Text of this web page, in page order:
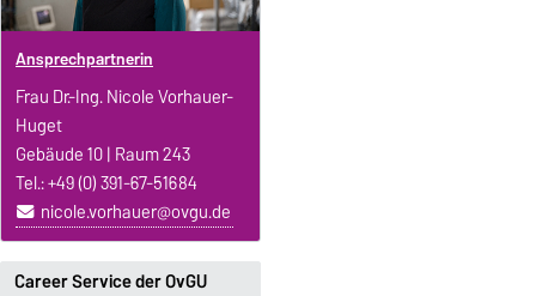
Ansprechpartnerin
Frau Dr.-Ing. Nicole Vorhauer-
Huget
Gebäude 10 | Raum 243
Tel.: +49 (0) 391-67-51684
nicole.vorhauer@ovgu.de
Career Service der OvGU